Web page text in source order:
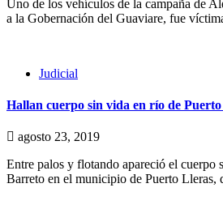
Uno de los vehículos de la campaña de
a la Gobernación del Guaviare, fue
Judicial
Hallan cuerpo sin vida en río de
agosto 23, 2019
Entre palos y flotando apareció el cuerpo
Barreto en el municipio de Puerto Lleras,